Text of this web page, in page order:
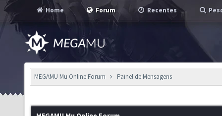
Home Forum Recentes
MEGAMU Mu Online Forum Painel de Mensagens